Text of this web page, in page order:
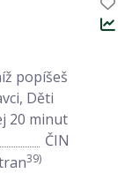
popíšeš
Děti
20 minut
ČIN
39)